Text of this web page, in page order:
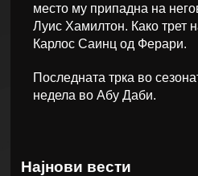
место му припадна на
Луис Хамилтон. Како трет
Карлос Саинц од Ферари.
Последната трка во
недела во Абу Даби.
Најнови вести